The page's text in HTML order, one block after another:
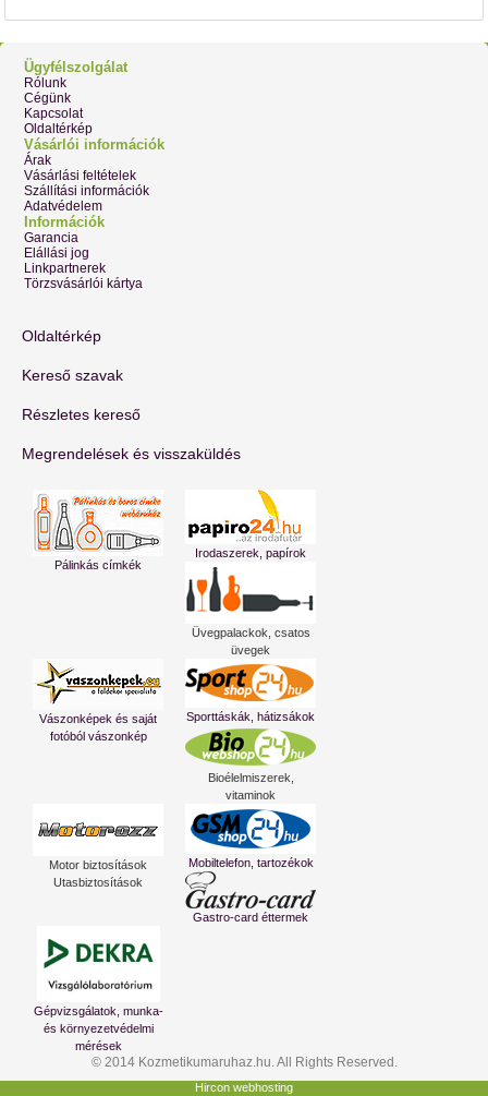
Ügyfélszolgálat
Rólunk
Cégünk
Kapcsolat
Oldaltérkép
Vásárlói információk
Árak
Vásárlási feltételek
Szállítási információk
Adatvédelem
Információk
Garancia
Elállási jog
Linkpartnerek
Törzsvásárlói kártya
Oldaltérkép
Kereső szavak
Részletes kereső
Megrendelések és visszaküldés
Pálinkás címkék
Irodaszerek, papírok
Üvegpalackok, csatos
üvegek
Vászonképek és saját
fotóból vászonkép
Sporttáskák, hátizsákok
Bioélelmiszerek,
vitaminok
Motor biztosítások
Utasbiztosítások
Mobiltelefon, tartozékok
Gastro-card éttermek
Gépvizsgálatok, munka-
és környezetvédelmi
mérések
© 2014 Kozmetikumaruhaz.hu. All Rights Reserved.
Hircon webhosting